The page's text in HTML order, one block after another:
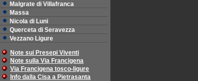
Malgrate di Villafranca
Massa
Nicola di Luni
Querceta di Seravezza
Vezzano Ligure
Note sui Presepi Viventi
Note sulla Via Francigena
Via Francigena tosco-ligure
Info dalla Cisa a Pietrasanta